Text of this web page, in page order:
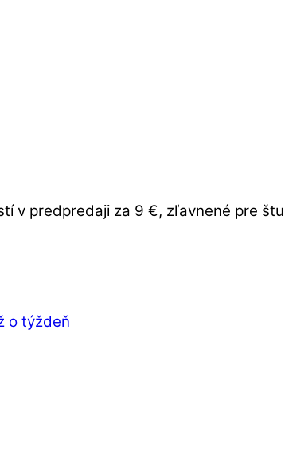
v predpredaji za 9 €, zľavnené pre